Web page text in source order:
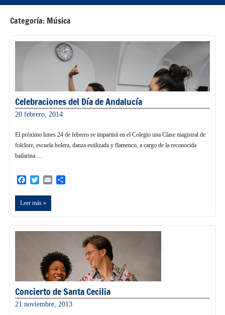
Categoría: Música
Celebraciones del Día de Andalucía
20 febrero, 2014
El próximo lunes 24 de febrero se impartirá en el Colegio una Clase magistral de
folclore, escuela bolera, danza estilizada y flamenco, a cargo de la reconocida
bailarina …
FacebookTwitterEmail
Leer más
Concierto de Santa Cecilia
21 noviembre, 2013